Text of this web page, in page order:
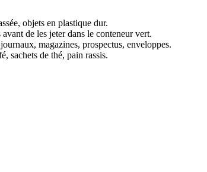
objets en plastique dur.
de les jeter dans le conteneur vert.
magazines, prospectus, enveloppes.
sachets de thé, pain rassis.